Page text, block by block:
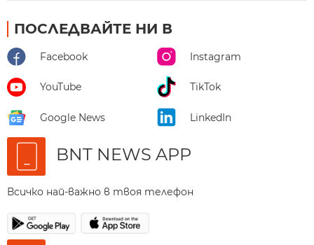
ПОСЛЕДВАЙТЕ НИ В
Facebook Instagram
YouTube TikTok
Google News LinkedIn
BNT NEWS APP
Всичко най-важно в твоя телефон